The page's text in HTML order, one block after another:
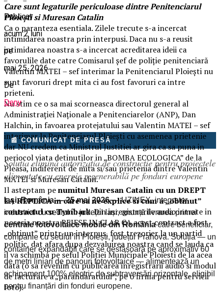
Care sunt legaturile periculoase dintre Penitenciarul
Ploieşti si Muresan Catalin
Ca o paranteza esentiala. Zilele trecute s-a incercat
intimidarea noastra prin interpusi. Daca nu s-a reusit
intimidarea noastra s-a incercat acreditarea ideii ca
favorulile date catre Comisarul șef de poliție penitenciară
Valentin MATEI – sef interimar la Penitenciarul Ploieşti nu
sunt favoruri drept mita ci au fost favoruri ca intre
prieteni.
Nu stim ce o sa mai scorneasca directorul general al
Administraţiei Naţionale a Penitenciarelor (ANP), Dan
Halchin, in favoarea protejatului sau Valentin MATEI – sef
interimar la Penitenciarul Ploieşti cu asemenea prietenie
dar NU credem ca Ministrul Justitiei ar gira ca sa puna in
periocol viata detinutilor in „BOMBA ECOLOGICA” de la
Pleasa, indiferent de mita si/sau prietenia dintre Valentin
MATEI si Muresan Catalin.
Il asteptam penumitul Muresan Catalin cu un DREPT
LA REPLICA in care sa ne explice si cum a „obtinut”
contractul cu Tymbark. Din inregistrarile audio intrate in
posesia noastra REIESE IN CLAR CA acest contract a fost
„obtinut” printr-un interpus, fost trezorier la un partid
politic, dat afara dupa dezvaluirea noastra cand se lauda ca
il va schimba pe seful Politiei Municipale Ploiesti de la acea
data (o sa revenim cu publicarea inregistrarii audio si modul
de facturare a „parandaratului”, pe o firma pentru servicii
foto).
Publicat
acum 2 luni
pe
mai 25, 2026
De
Deny
📰 COMUNICAT DE PRESĂ
Soluția elimină autorizația de construcție pentru proiectele
alimentate cu energie regenerabilă pe fonduri europene
Iași, România — 25 mai 2026— UZINEX, integrator
industrial cu sediul în județul Iași, anunță livrarea primei
centrale fotovoltaice mobile din Româniacătre beneficiar,
companie cu sediul în Ploiești, județul Prahova. Soluția — un
container expandabil care se desfășoară pe aproximativ 60
de metri liniari de panouri fotovoltaice — alimentează un
echipament 100% electric de subtraversări orizontale, eligibil
pentru finanțări din fonduri europene.